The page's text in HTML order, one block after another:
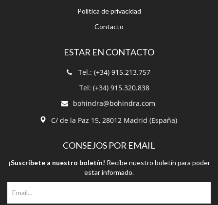
Política de privacidad
Contacto
ESTAR EN CONTACTO
Tel.: (+34) 915.213.757
Tel: (+34) 915.320.838
bohindra@bohindra.com
C/ de la Paz 15, 28012 Madrid (España)
CONSEJOS POR EMAIL
¡Suscríbete a nuestro boletín! Recibe nuestro boletín para poder
estar informado.